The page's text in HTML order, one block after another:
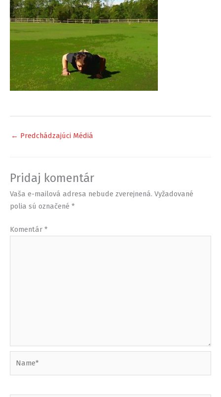
← Predchádzajúci Médiá
Pridaj komentár
Vaša e-mailová adresa nebude zverejnená. Vyžadované
polia sú označené *
Komentár *